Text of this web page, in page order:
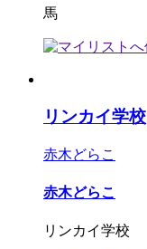
馬
リンカイ学校
赤木どらこ
赤木どらこ
リンカイ学校